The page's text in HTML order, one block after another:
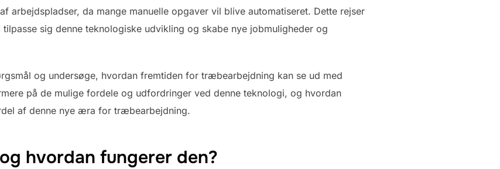
arbejdspladser, da mange manuelle opgaver vil blive automatiseret. Dette rejser
sig denne teknologiske udvikling og skabe nye jobmuligheder og
og undersøge, hvordan fremtiden for træbearbejdning kan se ud med
på de mulige fordele og udfordringer ved denne teknologi, og hvordan
af denne nye æra for træbearbejdning.
hvordan fungerer den?